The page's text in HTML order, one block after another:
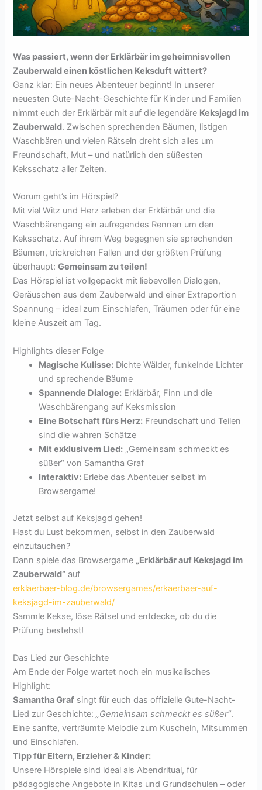
Was passiert, wenn der Erklärbär im geheimnisvollen
Zauberwald einen köstlichen Keksduft wittert?
Ganz klar: Ein neues Abenteuer beginnt! In unserer
neuesten Gute-Nacht-Geschichte für Kinder und Familien
nimmt euch der Erklärbär mit auf die legendäre Keksjagd im
Zauberwald. Zwischen sprechenden Bäumen, listigen
Waschbären und vielen Rätseln dreht sich alles um
Freundschaft, Mut – und natürlich den süßesten
Keksschatz aller Zeiten.
Worum geht’s im Hörspiel?
Mit viel Witz und Herz erleben der Erklärbär und die
Waschbärengang ein aufregendes Rennen um den
Keksschatz. Auf ihrem Weg begegnen sie sprechenden
Bäumen, trickreichen Fallen und der größten Prüfung
überhaupt:Gemeinsam zu teilen!
Das Hörspiel ist vollgepackt mit liebevollen Dialogen,
Geräuschen aus dem Zauberwald und einer Extraportion
Spannung – ideal zum Einschlafen, Träumen oder für eine
kleine Auszeit am Tag.
Highlights dieser Folge
Magische Kulisse: Dichte Wälder, funkelnde Lichter
und sprechende Bäume
Spannende Dialoge: Erklärbär, Finn und die
Waschbärengang auf Keksmission
Eine Botschaft fürs Herz: Freundschaft und Teilen
sind die wahren Schätze
Mit exklusivem Lied: „Gemeinsam schmeckt es
süßer“ von Samantha Graf
Interaktiv: Erlebe das Abenteuer selbst im
Browsergame!
Jetzt selbst auf Keksjagd gehen!
Hast du Lust bekommen, selbst in den Zauberwald
einzutauchen?
Dann spiele das Browsergame „Erklärbär auf Keksjagd im
Zauberwald“ auf
erklaerbaer-blog.de/browsergames/erkaerbaer-auf-
keksjagd-im-zauberwald/
Sammle Kekse, löse Rätsel und entdecke, ob du die
Prüfung bestehst!
Das Lied zur Geschichte
Am Ende der Folge wartet noch ein musikalisches
Highlight:
Samantha Graf singt für euch das offizielle Gute-Nacht-
Lied zur Geschichte:„Gemeinsam schmeckt es süßer“.
Eine sanfte, verträumte Melodie zum Kuscheln, Mitsummen
und Einschlafen.
Tipp für Eltern, Erzieher & Kinder:
Unsere Hörspiele sind ideal als Abendritual, für
pädagogische Angebote in Kitas und Grundschulen – oder